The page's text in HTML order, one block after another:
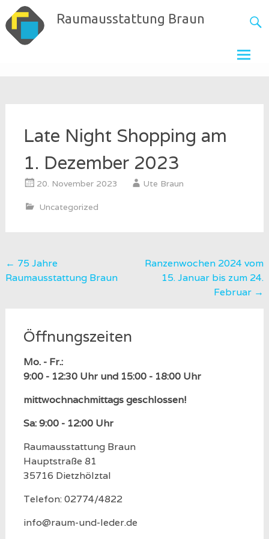
Skip
to
content
Raumausstattung Braun
Late Night Shopping am
1. Dezember 2023
20. November 2023 Ute Braun
Uncategorized
Post
navigation
← 75 Jahre
Raumausstattung Braun
Ranzenwochen 2024 vom
15. Januar bis zum 24.
Februar →
Öffnungszeiten
Mo. - Fr.:
9:00 - 12:30 Uhr und 15:00 - 18:00 Uhr
mittwochnachmittags geschlossen!
Sa: 9:00 - 12:00 Uhr
Raumausstattung Braun
Hauptstraße 81
35716 Dietzhölztal
Telefon: 02774/4822
info@raum-und-leder.de